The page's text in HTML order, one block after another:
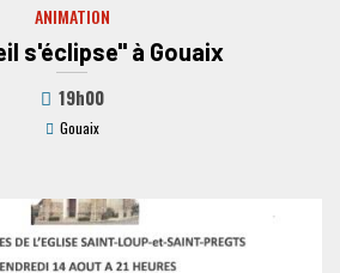
ANIMATION
s'éclipse" à Gouaix
19h00
Gouaix